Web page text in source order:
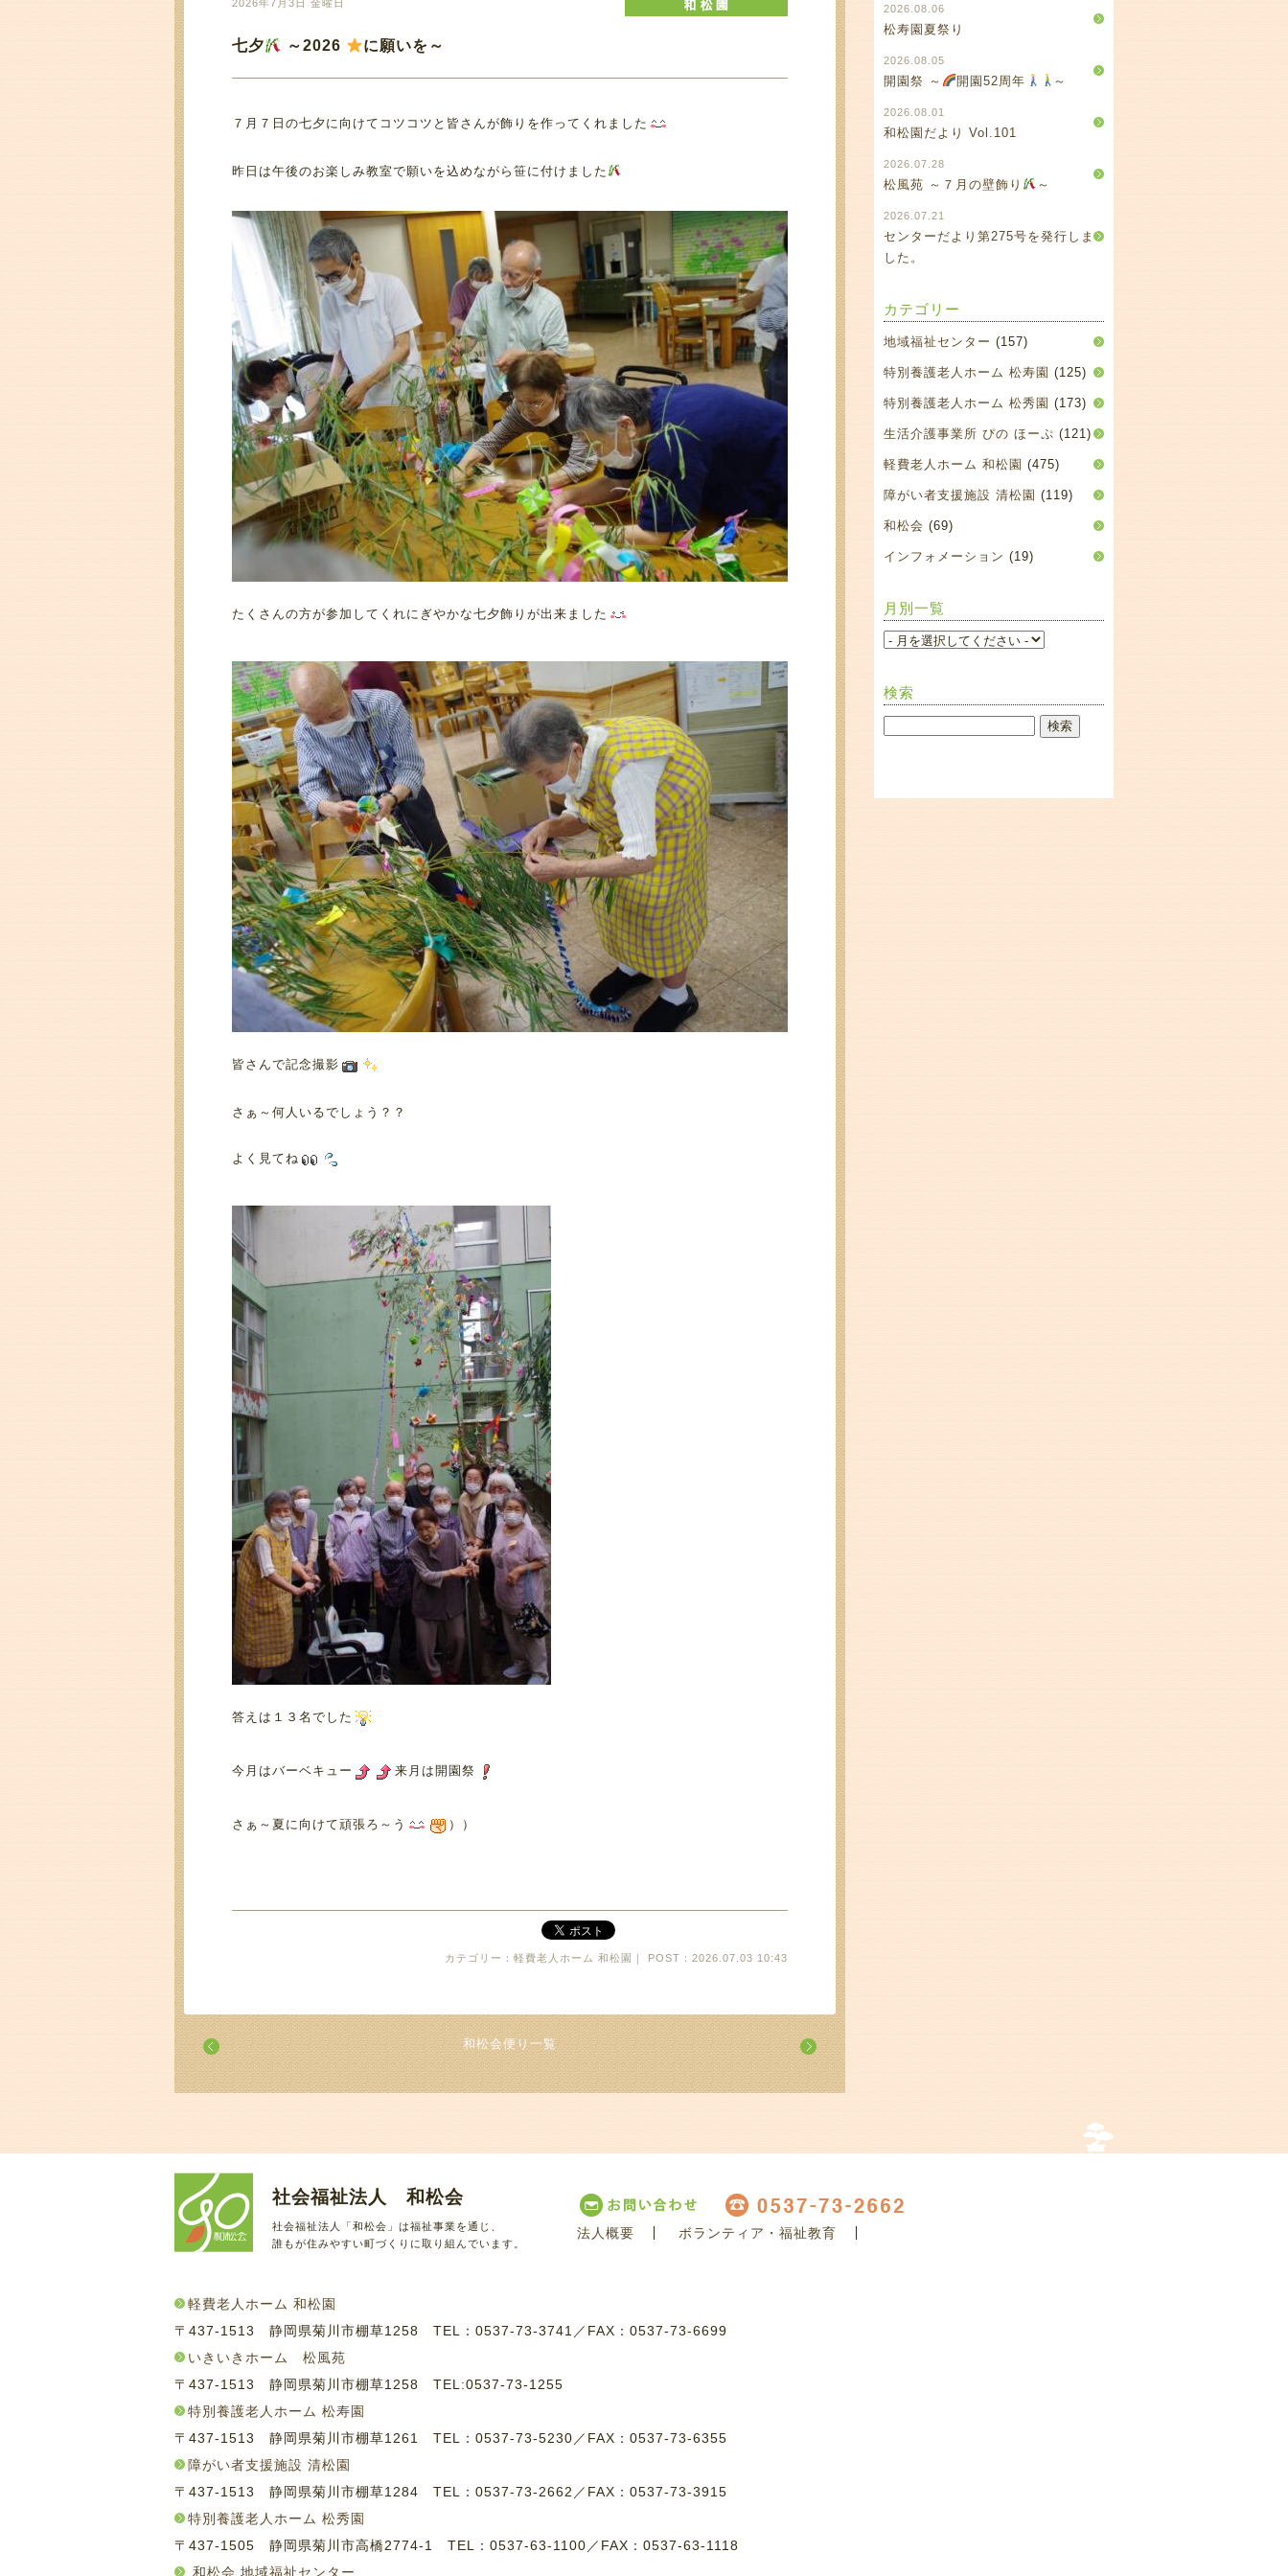
2026年7月3日 金曜日
七夕 ～2026 に願いを～
７月７日の七夕に向けてコツコツと皆さんが飾りを作ってくれました
昨日は午後のお楽しみ教室で願いを込めながら笹に付けました
たくさんの方が参加してくれにぎやかな七夕飾りが出来ました
皆さんで記念撮影
さぁ～何人いるでしょう？？
よく見てね
答えは１３名でした
今月はバーベキュー 来月は開園祭
さぁ～夏に向けて頑張ろ～う ））
カテゴリー：軽費老人ホーム 和松園｜ POST：2026.07.03 10:43
和松会便り一覧
2026.08.06
松寿園夏祭り
2026.08.05
開園祭 ～ 開園52周年 ～
2026.08.01
和松園だより Vol.101
2026.07.28
松風苑 ～７月の壁飾り ～
2026.07.21
センターだより第275号を発行しま
した。
カテゴリー
地域福祉センター (157)
特別養護老人ホーム 松寿園 (125)
特別養護老人ホーム 松秀園 (173)
生活介護事業所 ぴの ほーぷ (121)
軽費老人ホーム 和松園 (475)
障がい者支援施設 清松園 (119)
和松会 (69)
インフォメーション (19)
月別一覧
検索
社会福祉法人 和松会
社会福祉法人「和松会」は福祉事業を通じ、
誰もが住みやすい町づくりに取り組んでいます。
法人概要 ボランティア・福祉教育
軽費老人ホーム 和松園
〒437-1513 静岡県菊川市棚草1258 TEL：0537-73-3741 ／ FAX：0537-73-6699
いきいきホーム 松風苑
〒437-1513 静岡県菊川市棚草1258 TEL:0537-73-1255
特別養護老人ホーム 松寿園
〒437-1513 静岡県菊川市棚草1261 TEL：0537-73-5230 ／ FAX：0537-73-6355
障がい者支援施設 清松園
〒437-1513 静岡県菊川市棚草1284 TEL：0537-73-2662 ／ FAX：0537-73-3915
特別養護老人ホーム 松秀園
〒437-1505 静岡県菊川市高橋2774-1 TEL：0537-63-1100 ／ FAX：0537-63-1118
和松会 地域福祉センター